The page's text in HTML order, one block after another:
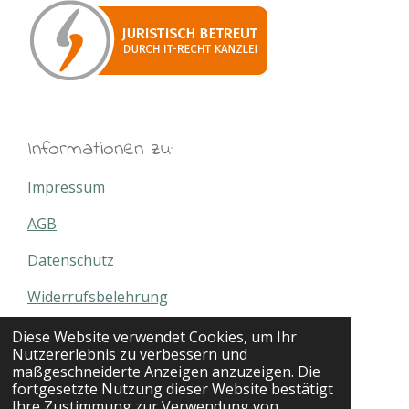
Diese Website verwendet Cookies, um Ihr
Nutzererlebnis zu verbessern und
maßgeschneiderte Anzeigen anzuzeigen. Die
fortgesetzte Nutzung dieser Website bestätigt
Informationen zu:
Impressum
AGB
Datenschutz
Widerrufsbelehrung
Versand- & Zahlungsbedingungen
Angel Policy